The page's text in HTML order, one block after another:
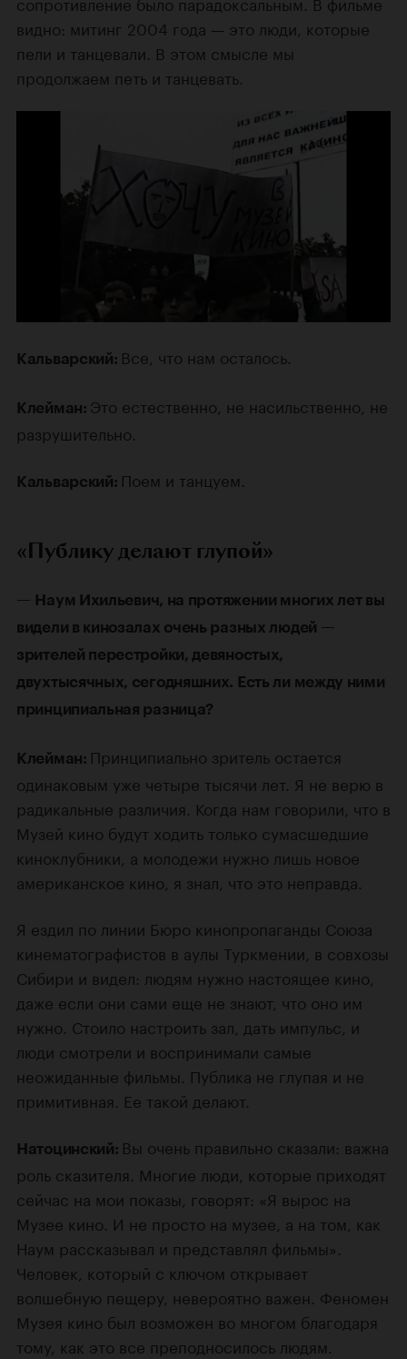
видно: митинг 2004 года — это люди, которые
пели и танцевали. В этом смысле мы
продолжаем петь и танцевать.
Кальварский: Все, что нам осталось.
Клейман: Это естественно, не насильственно, не
разрушительно.
Кальварский: Поем и танцуем.
«Публику делают глупой»
— Наум Ихильевич, на протяжении многих лет вы
видели в кинозалах очень разных людей —
зрителей перестройки, девяностых,
двухтысячных, сегодняшних. Есть ли между ними
принципиальная разница?
Клейман: Принципиально зритель остается
одинаковым уже четыре тысячи лет. Я не верю в
радикальные различия. Когда нам говорили, что в
Музей кино будут ходить только сумасшедшие
киноклубники, а молодежи нужно лишь новое
американское кино, я знал, что это неправда.
Я ездил по линии Бюро кинопропаганды Союза
кинематографистов в аулы Туркмении, в совхозы
Сибири и видел: людям нужно настоящее кино,
даже если они сами еще не знают, что оно им
нужно. Стоило настроить зал, дать импульс, и
люди смотрели и воспринимали самые
неожиданные фильмы. Публика не глупая и не
примитивная. Ее такой делают.
Натоцинский: Вы очень правильно сказали: важна
роль сказителя. Многие люди, которые приходят
сейчас на мои показы, говорят: «Я вырос на
Музее кино. И не просто на музее, а на том, как
Наум рассказывал и представлял фильмы».
Человек, который с ключом открывает
волшебную пещеру, невероятно важен. Феномен
Музея кино был возможен во многом благодаря
тому, как это все преподносилось людям.